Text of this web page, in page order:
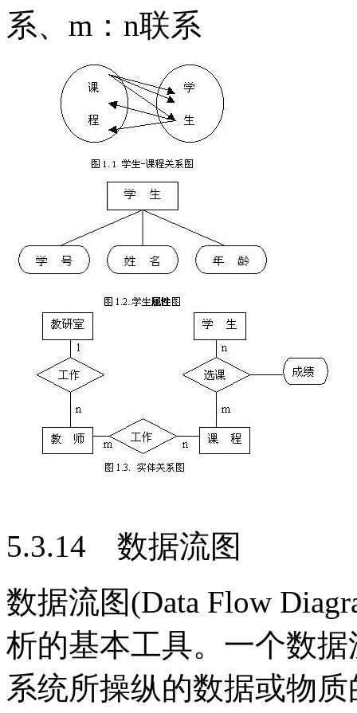
系、m：n联系
5.3.14 数据流图
数据流图(Data Flow
析的基本工具。一个数
系统所操纵的数据或物